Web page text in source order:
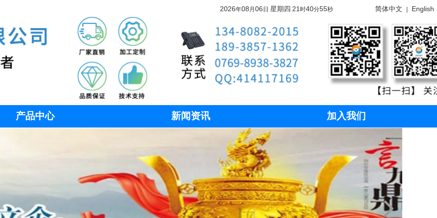
2026年08 月 06 日 星期四 21 时40分57秒 简体中文 English
产品中心 新闻资讯 加入我们